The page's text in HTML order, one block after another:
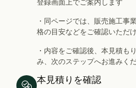
登録画面上でご案内します
・同ページでは、販売施工事
格の目安などをご確認いただ
・内容をご確認後、本見積も
み、次のステップへお進みく
本見積りを確認